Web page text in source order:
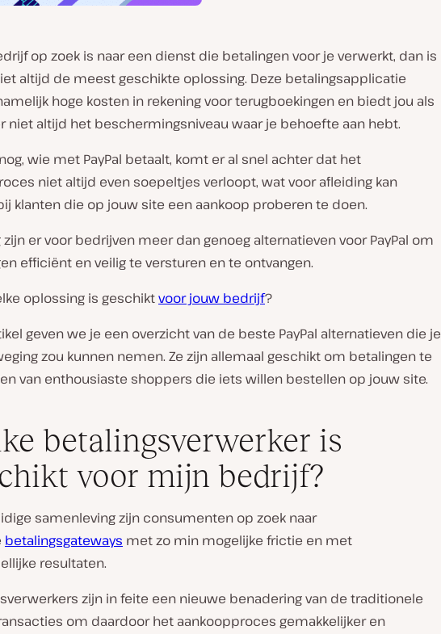
op zoek is naar een dienst die betalingen voor je verwerkt, dan is
altijd de meest geschikte oplossing. Deze betalingsapplicatie
hoge kosten in rekening voor terugboekingen en biedt jou als
niet altijd het beschermingsniveau waar je behoefte aan hebt.
wie met PayPal betaalt, komt er al snel achter dat het
niet altijd even soepeltjes verloopt, wat voor afleiding kan
klanten die op jouw site een aankoop proberen te doen.
zijn er voor bedrijven meer dan genoeg alternatieven voor PayPal om
efficiënt en veilig te versturen en te ontvangen.
oplossing is geschiktvoor jouw bedrijf?
geven we je een overzicht van de beste PayPal alternatieven die je
zou kunnen nemen. Ze zijn allemaal geschikt om betalingen te
van enthousiaste shoppers die iets willen bestellen op jouw site.
betalingsverwerker is
voor mijn bedrijf?
samenleving zijn consumenten op zoek naar
betalingsgateways met zo min mogelijke frictie en met
resultaten.
zijn in feite een nieuwe benadering van de traditionele
om daardoor het aankoopproces gemakkelijker en